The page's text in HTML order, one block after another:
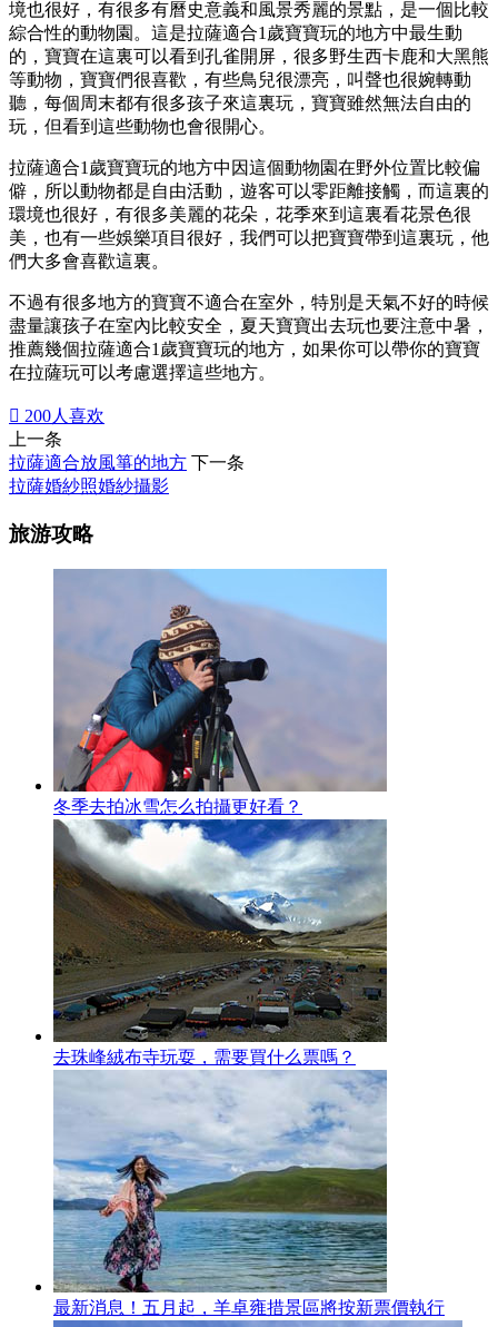
境也很好，有很多有曆史意義和風景秀麗的景點，是一個比較
綜合性的動物園。這是拉薩適合1歲寶寶玩的地方中最生動
的，寶寶在這裏可以看到孔雀開屏，很多野生西卡鹿和大黑熊
等動物，寶寶們很喜歡，有些鳥兒很漂亮，叫聲也很婉轉動
聽，每個周末都有很多孩子來這裏玩，寶寶雖然無法自由的
玩，但看到這些動物也會很開心。
拉薩適合1歲寶寶玩的地方中因這個動物園在野外位置比較偏
僻，所以動物都是自由活動，遊客可以零距離接觸，而這裏的
環境也很好，有很多美麗的花朵，花季來到這裏看花景色很
美，也有一些娛樂項目很好，我們可以把寶寶帶到這裏玩，他
們大多會喜歡這裏。
不過有很多地方的寶寶不適合在室外，特別是天氣不好的時候
盡量讓孩子在室內比較安全，夏天寶寶出去玩也要注意中暑，
推薦幾個拉薩適合1歲寶寶玩的地方，如果你可以帶你的寶寶
在拉薩玩可以考慮選擇這些地方。
 200人喜欢
上一条
拉薩適合放風箏的地方 下一条
拉薩婚紗照婚紗攝影
旅游攻略
冬季去拍冰雪怎么拍攝更好看？
去珠峰絨布寺玩耍，需要買什么票嗎？
最新消息！五月起，羊卓雍措景區將按新票價執行